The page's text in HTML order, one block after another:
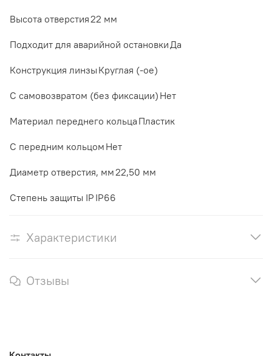
Высота отверстия22 мм
Подходит для аварийной остановки Да
Конструкция линзы Круглая (-ое)
С самовозвратом (без фиксации) Нет
Материал переднего кольца Пластик
С передним кольцом Нет
Диаметр отверстия, мм22,50 мм
Степень защиты IP IP66
Характеристики
Отзывы